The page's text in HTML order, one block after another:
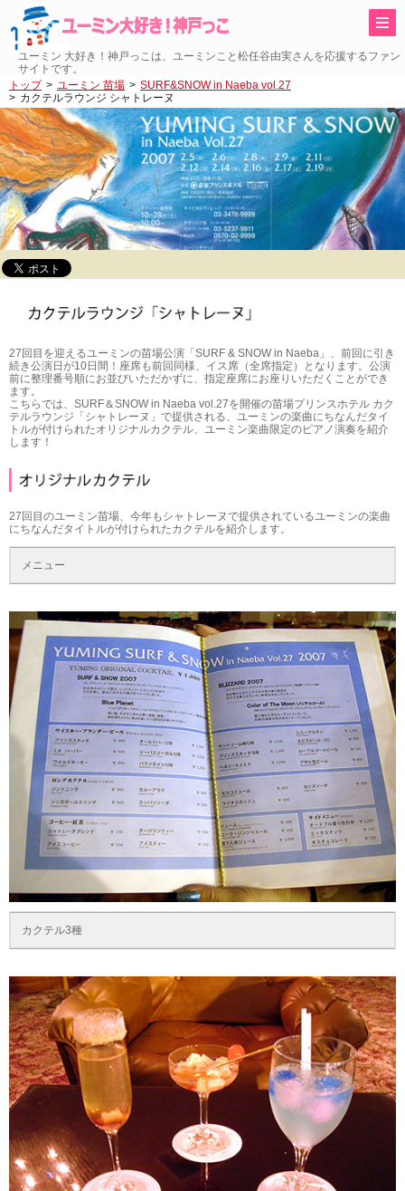
ユーミン 大好き！神戸っこは、ユーミンこと松任谷由実さんを応援するファン
サイトです。
トップ
ユーミン 苗場
SURF&SNOW in Naeba vol.27
カクテルラウンジ シャトレーヌ
27回目を迎えるユーミンの苗場公演「SURF & SNOW in Naeba」、前回に引き
続き公演日が10日間！座席も前回同様、イス席（全席指定）となります。公演
前に整理番号順にお並びいただかずに、指定座席にお座りいただくことができ
ます。
こちらでは、SURF＆SNOW in Naeba vol.27を開催の苗場プリンスホテル カク
テルラウンジ「シャトレーヌ」で提供される、ユーミンの楽曲にちなんだタイ
トルが付けられたオリジナルカクテル、ユーミン楽曲限定のピアノ演奏を紹介
します！
27回目のユーミン苗場、今年もシャトレーヌで提供されているユーミンの楽曲
にちなんだタイトルが付けられたカクテルを紹介します。
メニュー
カクテル3種